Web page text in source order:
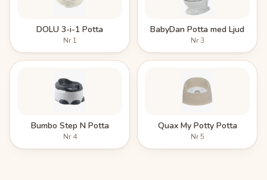
DOLU 3-i-1 Potta
Nr1
BabyDan Potta med Ljud
Nr3
Bumbo Step N Potta
Nr4
Quax My Potty Potta
Nr5